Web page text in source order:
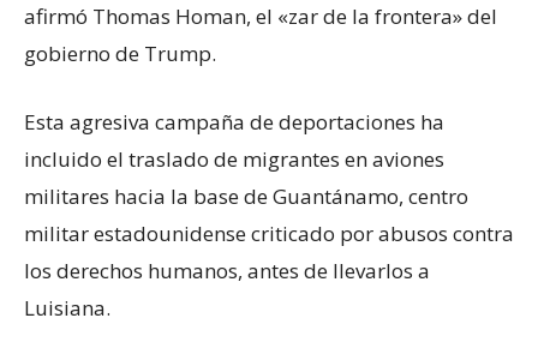
afirmó Thomas Homan, el «zar de la frontera» del
gobierno de Trump.
Esta agresiva campaña de deportaciones ha
incluido el traslado de migrantes en aviones
militares hacia la base de Guantánamo, centro
militar estadounidense criticado por abusos contra
los derechos humanos, antes de llevarlos a
Luisiana.